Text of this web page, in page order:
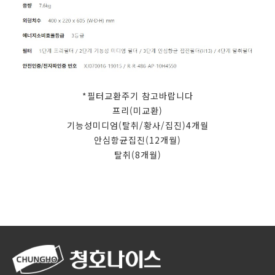
*필터교환주기 참고바랍니다
프리(미교환)
기능성미디엄(탈취/황사/집진)4개월
안심항균집진(12개월)
탈취(8개월)